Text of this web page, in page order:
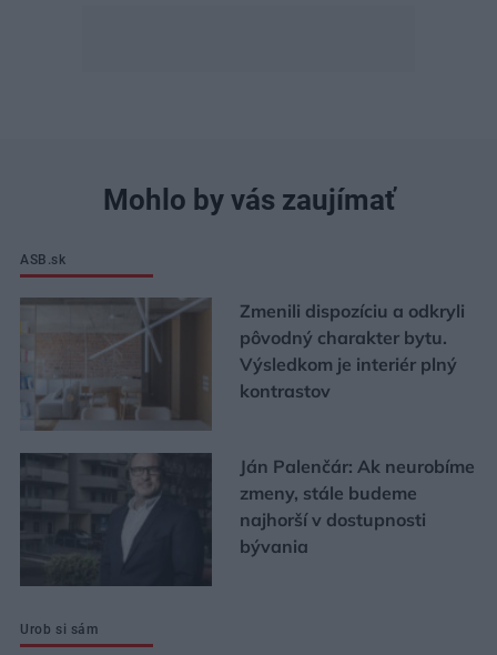
Mohlo by vás zaujímať
ASB.sk
Zmenili dispozíciu a odkryli
pôvodný charakter bytu.
Výsledkom je interiér plný
kontrastov
Ján Palenčár: Ak neurobíme
zmeny, stále budeme
najhorší v dostupnosti
bývania
Urob si sám